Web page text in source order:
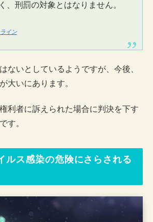
、刑罰の対象とはなりません。
イン
ないとしているようですが、今後、
大いにあります。
利者に訴えられた場合に判決を下す
す。
ルス感染の危険にさらされる